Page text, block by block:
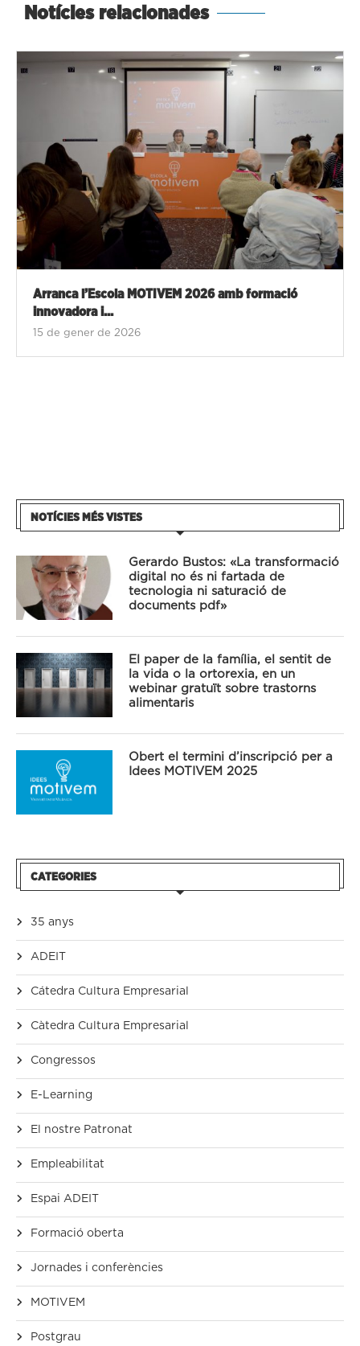
Notícies relacionades
Arranca l’Escola MOTIVEM 2026 amb formació
innovadora i...
15 de gener de 2026
NOTÍCIES MÉS VISTES
Gerardo Bustos: «La transformació
digital no és ni fartada de
tecnologia ni saturació de
documents pdf»
El paper de la família, el sentit de
la vida o la ortorexia, en un
webinar gratuït sobre trastorns
alimentaris
Obert el termini d’inscripció per a
Idees MOTIVEM 2025
CATEGORIES
35 anys
ADEIT
Cátedra Cultura Empresarial
Càtedra Cultura Empresarial
Congressos
E-Learning
El nostre Patronat
Empleabilitat
Espai ADEIT
Formació oberta
Jornades i conferències
MOTIVEM
Postgrau